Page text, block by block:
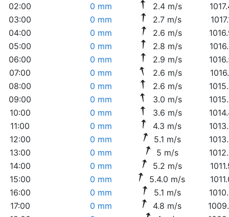
02:00
0 mm 2.4 m/s
03:00
0 mm 2.7 m/s
04:00
0 mm 2.6 m/s
05:00
0 mm 2.8 m/s
06:00
0 mm 2.9 m/s
07:00
0 mm 2.6 m/s
08:00
0 mm 2.6 m/s
09:00
0 mm 3.0 m/s
10:00
0 mm 3.6 m/s
11:00
0 mm 4.3 m/s
12:00
0 mm 5.1 m/s
13:00
0 mm 5 m/s
14:00
0 mm 5.2 m/s
15:00
0 mm 5.4.0 m/s
16:00
0 mm 5.1 m/s
17:00
0 mm 4.8 m/s